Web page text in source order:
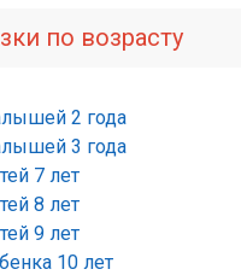
по возрасту
2 года
3 года
7 лет
8 лет
9 лет
10 лет